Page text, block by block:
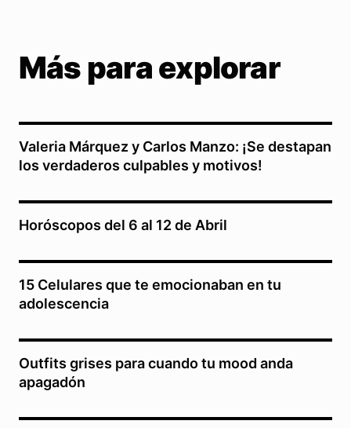
Más para explorar
Valeria Márquez y Carlos Manzo: ¡Se destapan
los verdaderos culpables y motivos!
Horóscopos del 6 al 12 de Abril
15 Celulares que te emocionaban en tu
adolescencia
Outfits grises para cuando tu mood anda
apagadón